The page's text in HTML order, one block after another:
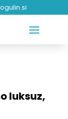
luksuz,